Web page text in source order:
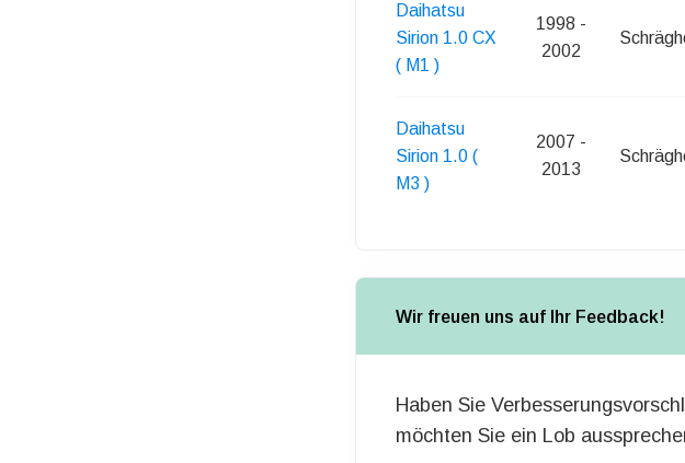
Daihatsu
Sirion 1.0 CX
( M1 )
1998 -
2002
Daihatsu
Sirion 1.0 (
M3 )
2007 -
2013
Wir freuen uns auf Ihr Feedback!
Haben Sie
möchten Sie ein Lob